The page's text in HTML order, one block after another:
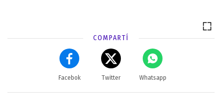
COMPARTÍ
Facebok Twitter Whatsapp